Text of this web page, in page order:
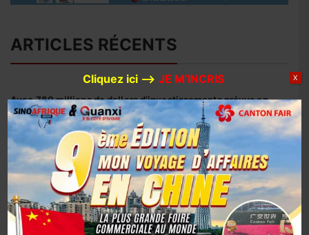
ARTICLES RÉCENTS
Avec 780 millions de dollars d’investissements prévus en
2026, Huaxin Gold accélère son expansion minière entre
Afrique et Asie
Coopération sino-ivoirienne : inauguration officielle du
siège du centre d’affaires YUE AFRICA BUSINESS ALLIANCE
(YABA) à Guangzhou
Coopération Sino-Ivoirienne : S.E.M. Abou Dosso nommé
Ambassadeur de la Côte d’Ivoire en Chine, un tournant
Cliquez ici –> JE M’INCRIS X